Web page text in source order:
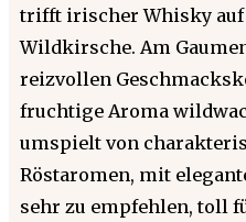
trifft irischer Whisky
Wildkirsche. Am
reizvollen
fruchtige Aroma
umspielt von
Röstaromen, mit
sehr zu empfehlen, toll